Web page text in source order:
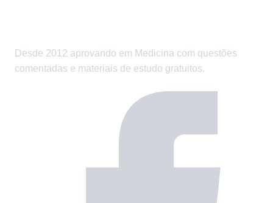
Desde 2012 aprovando em Medicina com questões
comentadas e materiais de estudo gratuitos.